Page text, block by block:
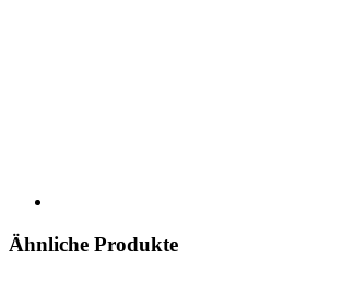
Ähnliche Produkte